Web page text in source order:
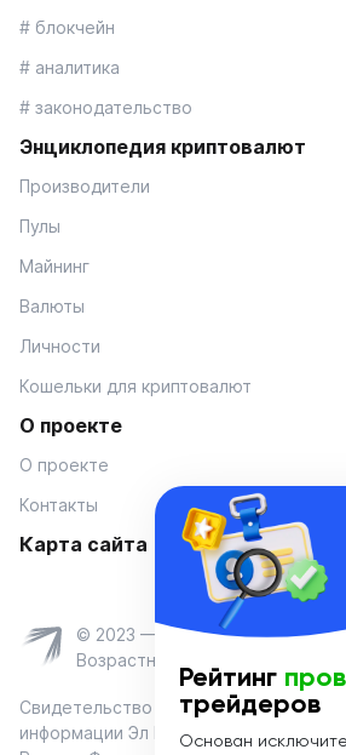
# блокчейн
# аналитика
# законодательство
Энциклопедия криптовалют
Производители
Пулы
Майнинг
Валюты
Личности
Кошельки для криптовалют
О проекте
О проекте
Контакты
Карта сайта
© 2023 — Coinmania
Возрастное ограничение 16+
Свидетельство о регистрации
информации Эл № ФС 77-74908 от
Рейтинг
трейдеров
Основан